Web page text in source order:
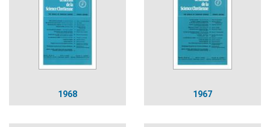
1968 1967